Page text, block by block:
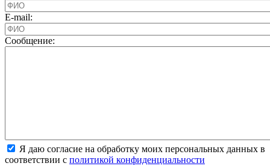
E-mail:
Cообщение:
Я даю согласие на обработку моих персональных данных в
соответствии с политикой конфиденциальности